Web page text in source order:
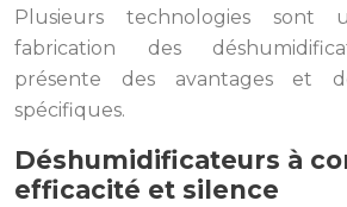
Plusieurs technologies sont
fabrication des
présente des avantages et
spécifiques.
Déshumidificateurs à
efficacité et silence